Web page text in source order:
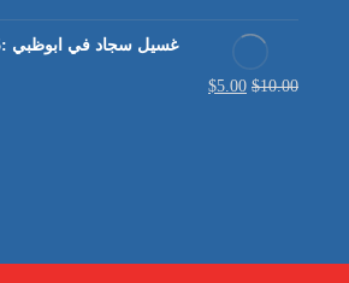
غسيل سجاد في ابوظبي :0504348425
$10.00
$5.00